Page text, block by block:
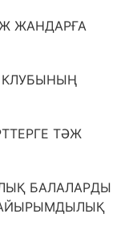
ЖАНДАРҒА
КЛУБЫНЫҢ
ТӘЖ
БАЛАЛАРДЫ